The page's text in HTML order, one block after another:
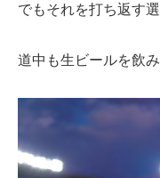
でもそれを打ち返す
道中も生ビールを飲